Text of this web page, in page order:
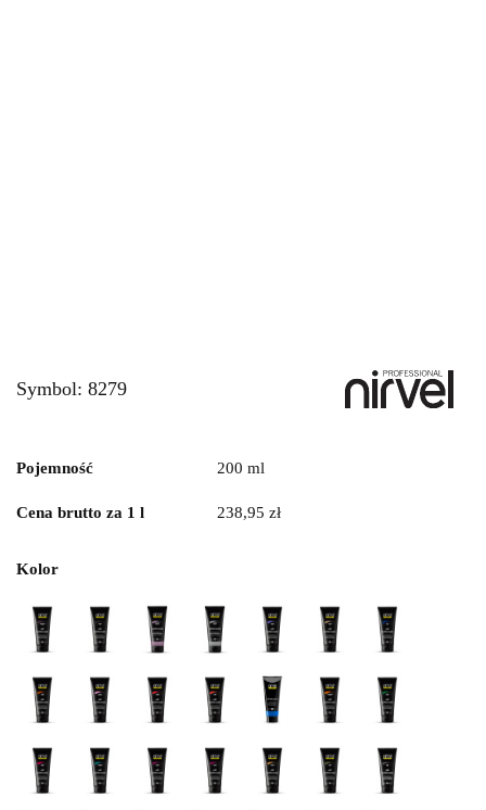
Symbol: 8279
Pojemność 200 ml
Cena brutto za 1 l 238,95 zł
Kolor